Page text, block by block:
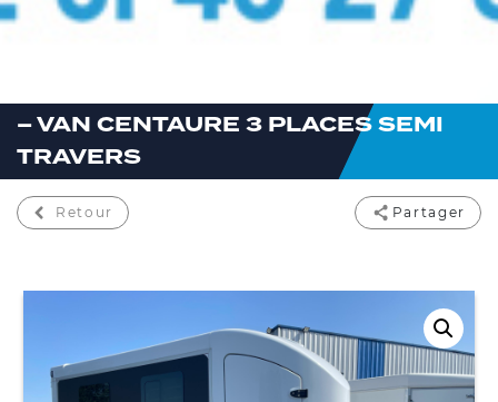
– VAN CENTAURE 3 PLACES SEMI
TRAVERS
Retour Partager